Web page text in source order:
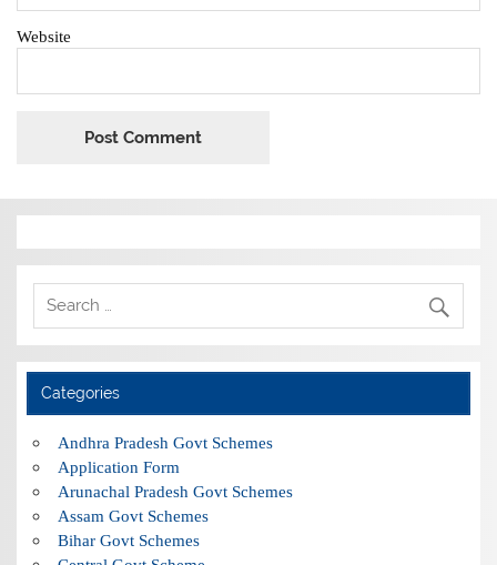
Website
Categories
Andhra Pradesh Govt Schemes
Application Form
Arunachal Pradesh Govt Schemes
Assam Govt Schemes
Bihar Govt Schemes